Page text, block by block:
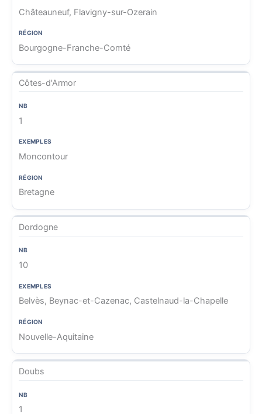
Châteauneuf, Flavigny-sur-Ozerain
Bourgogne-Franche-Comté
Côtes-d'Armor
1
Moncontour
Bretagne
Dordogne
10
Belvès, Beynac-et-Cazenac, Castelnaud-la-Chapelle
Nouvelle-Aquitaine
Doubs
1